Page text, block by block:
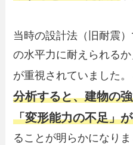
当時の設計法（旧耐震
の水平力に耐えられる
が重視されていました
分析すると、建物の
「変形能力の不足」
ることが明らかになりま